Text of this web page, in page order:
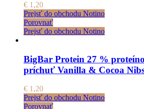
€ 1,20
Prejsť do obchodu Notino
Porovnať
Prejsť do obchodu Notino
BigBar Protein 27 %
príchuť Vanilla & Cocoa
€ 1,20
Prejsť do obchodu Notino
Porovnať